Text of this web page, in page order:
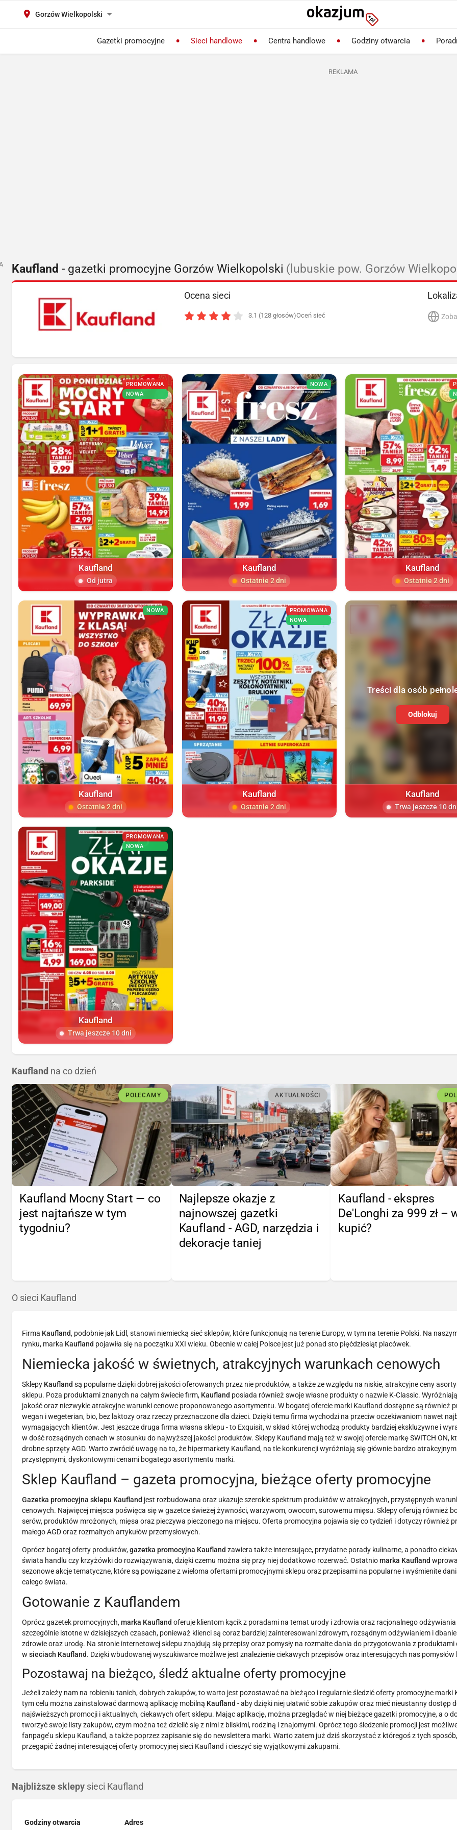
Gorzów Wielkopolski
Gazetki promocyjne Sieci handlowe Centra handlowe Godziny otwarcia
REKLAMA
Kaufland - gazetki promocyjne Gorzów Wielkopolski (lubuskie pow. Gorzów
Ocena sieci
3.1 (128 głosów)Oceń sieć
PROMOWANA
NOWA
Kaufland
Od jutra
NOWA
Kaufland
Ostatnie 2 dni
Kaufland
Ostatnie 2 dni
NOWA
Kaufland
Ostatnie 2 dni
PROMOWANA
NOWA
Kaufland
Ostatnie 2 dni
Treści dla osób
Odblokuj
Kaufland
Trwa jeszcze 10
PROMOWANA
NOWA
Kaufland
Trwa jeszcze 10 dni
Kaufland na co dzień
POLECAMY
Kaufland Mocny Start — co
jest najtańsze w tym
tygodniu?
AKTUALNOŚCI
Najlepsze okazje z
najnowszej gazetki
Kaufland - AGD, narzędzia i
dekoracje taniej
Kaufland - ekspres
De'Longhi za 999 zł –
kupić?
O sieci Kaufland
Firma Kaufland, podobnie jak Lidl, stanowi niemiecką sieć sklepów, które funkcjonują na terenie Europy, w tym na terenie Polski. Na
rynku, marka Kaufland pojawiła się na początku XXI wieku. Obecnie w całej Polsce jest już ponad sto pięćdziesiąt placówek.
Niemiecka jakość w świetnych, atrakcyjnych warunkach cenowych
Sklepy Kaufland są popularne dzięki dobrej jakości oferowanych przez nie produktów, a także ze względu na niskie, atrakcyjne ceny
sklepu. Poza produktami znanych na całym świecie firm, Kaufland posiada również swoje własne produkty o nazwie K-Classic.
jakość oraz niezwykle atrakcyjne warunki cenowe proponowanego asortymentu. W bogatej ofercie marki Kaufland dostępne są również
wegan i wegeterian, bio, bez laktozy oraz rzeczy przeznaczone dla dzieci. Dzięki temu firma wychodzi na przeciw oczekiwaniom nawet
wymagających klientów. Jest jeszcze druga firma własna sklepu - to Exquisit, w skład której wchodzą produkty bardziej ekskluzywne i
w dość rozsądnych cenach w stosunku do najwyższej jakości produktów. Sklepy Kaufland mają też w swojej ofercie markę SWITCH ON,
drobne sprzęty AGD. Warto zwrócić uwagę na to, że hipermarkety Kaufland, na tle konkurencji wyróżniają się głównie bardzo
przystępnymi, dyskontowymi cenami bogatego asortymentu marki.
Sklep Kaufland – gazeta promocyjna, bieżące oferty promocyjne
Gazetka promocyjna sklepu Kaufland jest rozbudowana oraz ukazuje szerokie spektrum produktów w atrakcyjnych, przystępnych
cenowych. Najwięcej miejsca poświęca się w gazetce świeżej żywności, warzywom, owocom, surowemu mięsu. Sklepy oferują również
serów, produktów mrożonych, mięsa oraz pieczywa pieczonego na miejscu. Oferta promocyjna pojawia się co tydzień i dotyczy również
małego AGD oraz rozmaitych artykułów przemysłowych.
Oprócz bogatej oferty produktów,gazetka promocyjna Kaufland zawiera także interesujące, przydatne porady kulinarne, a ponadto
świata handlu czy krzyżówki do rozwiązywania, dzięki czemu można się przy niej dodatkowo rozerwać. Ostatniomarka Kaufland
sezonowe akcje tematyczne, które są powiązane z wieloma ofertami promocyjnymi sklepu oraz przepisami na popularne i wyśmienite
całego świata.
Gotowanie z Kauflandem
Oprócz gazetek promocyjnych,marka Kaufland oferuje klientom kącik z poradami na temat urody i zdrowia oraz racjonalnego
szczególnie istotne w dzisiejszych czasach, ponieważ klienci są coraz bardziej zainteresowani zdrowym, rozsądnym odżywianiem i
zdrowie oraz urodę. Na stronie internetowej sklepu znajdują się przepisy oraz pomysły na rozmaite dania do przygotowania z
w sieciach Kaufland. Dzięki wbudowanej wyszukiwarce możliwe jest znalezienie ciekawych przepisów oraz interesujących nas
Pozostawaj na bieżąco, śledź aktualne oferty promocyjne
Jeżeli zależy nam na robieniu tanich, dobrych zakupów, to warto jest pozostawać na bieżąco i regularnie śledzić oferty promocyjne marki
tym celu można zainstalować darmową aplikację mobilną Kaufland - aby dzięki niej ułatwić sobie zakupów oraz mieć nieustanny dostęp
najświeższych promocji i aktualnych, ciekawych ofert sklepu. Mając aplikację, można przeglądać w niej bieżące gazetki promocyjne, a o
tworzyć swoje listy zakupów, czym można też dzielić się z nimi z bliskimi, rodziną i znajomymi. Oprócz tego śledzenie promocji jest
fanpage’u sklepu Kaufland, a także poprzez zapisanie się do newslettera marki. Warto zatem już dziś skorzystać z któregoś z tych
przegapić żadnej interesującej oferty promocyjnej sieci Kaufland i cieszyć się wyjątkowymi zakupami.
Najbliższe sklepy sieci Kaufland
Godziny otwarcia Adres